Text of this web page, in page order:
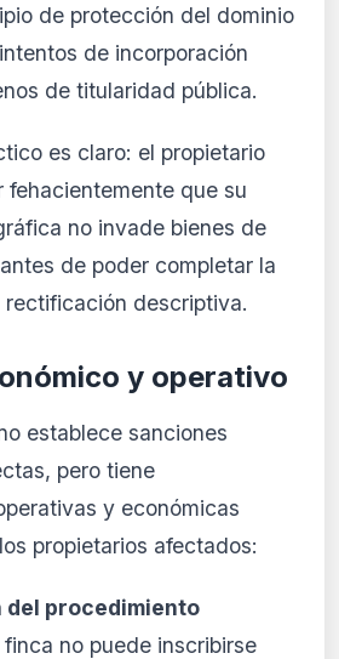
de protección del dominio
de incorporación
de titularidad pública.
es claro: el propietario
fehacientemente que su
no invade bienes de
de poder completar la
rectificación descriptiva.
y operativo
establece sanciones
pero tiene
y económicas
propietarios afectados:
del procedimiento
finca no puede inscribirse